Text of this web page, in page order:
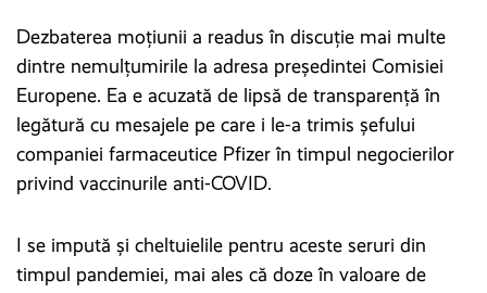
Dezbaterea moțiunii a readus în discuție mai multe
dintre nemulțumirile la adresa președintei Comisiei
Europene. Ea e acuzată de lipsă de transparență în
legătură cu mesajele pe care i le-a trimis șefului
companiei farmaceutice Pfizer în timpul negocierilor
privind vaccinurile anti-COVID.
I se impută și cheltuielile pentru aceste seruri din
timpul pandemiei, mai ales că doze în valoare de